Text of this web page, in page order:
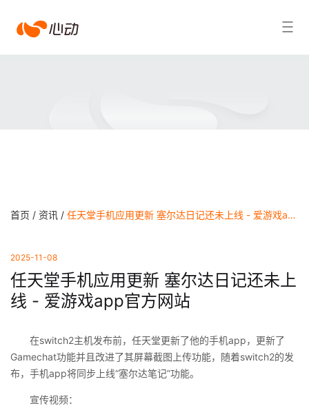
爱搜索结果
首页 / 资讯 / 任天堂手机应用更新 塞尔达日记还未上线 - 爱游戏app官方网站
2025-11-08
任天堂手机应用更新 塞尔达日记还未上
线 - 爱游戏app官方网站
在switch2主机发布前，任天堂更新了他的手机app，更新了
Gamechat功能并且改进了其屏幕截图上传功能，随着switch2的发
布，手机app将同步上线“塞尔达笔记”功能。
宣传视频：